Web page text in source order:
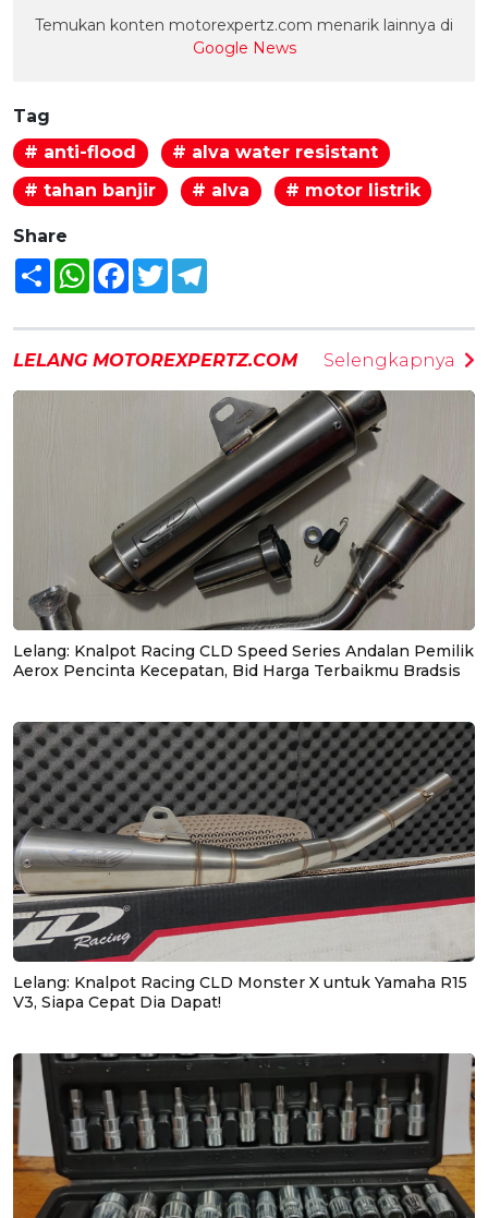
Temukan konten motorexpertz.com menarik lainnya di
Google News
Tag
# anti-flood
# alva water resistant
# tahan banjir
# alva # motor listrik
Share
Share WhatsAppFacebook
Twitter
LELANG MOTOREXPERTZ.COM Selengkapnya
Lelang: Knalpot Racing CLD Speed Series Andalan Pemilik
Aerox Pencinta Kecepatan, Bid Harga Terbaikmu Bradsis
Lelang: Knalpot Racing CLD Monster X untuk Yamaha R15
V3, Siapa Cepat Dia Dapat!